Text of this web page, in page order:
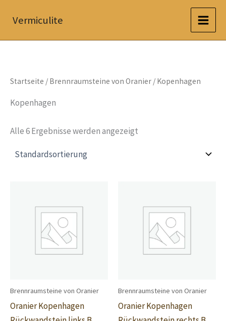
InhaltVermiculite
Startseite / Brennraumsteine von Oranier / Kopenhagen
Kopenhagen
Alle 6 Ergebnisse werden angezeigt
Brennraumsteine von Oranier
Oranier Kopenhagen
Brennraumsteine von Oranier
Oranier Kopenhagen